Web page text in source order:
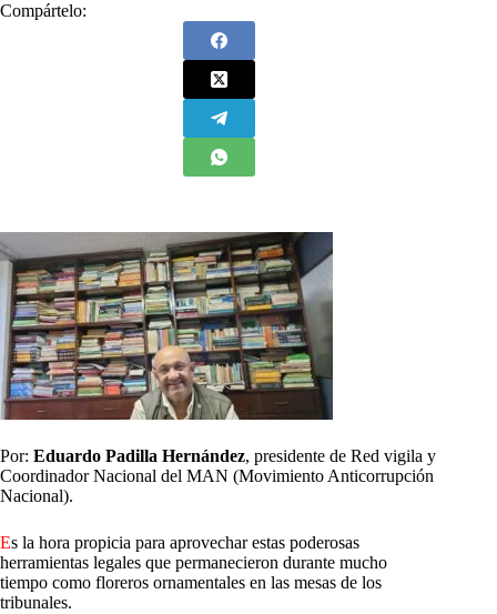
Compártelo:
Por: Eduardo Padilla Hernández, presidente de Red vigila y
Coordinador Nacional del MAN (Movimiento Anticorrupción
Nacional).
Es la hora propicia para aprovechar estas poderosas
herramientas legales que permanecieron durante mucho
tiempo como floreros ornamentales en las mesas de los
tribunales.